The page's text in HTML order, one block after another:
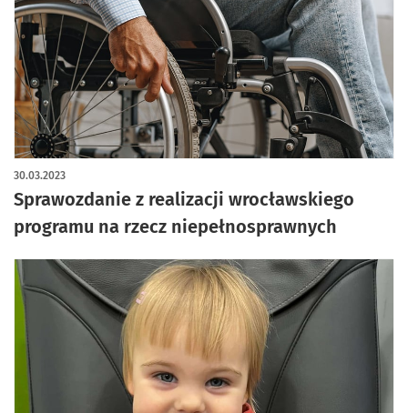
Sprawozdanie z realizacji wrocławskiego
programu na rzecz niepełnosprawnych
30.03.2023